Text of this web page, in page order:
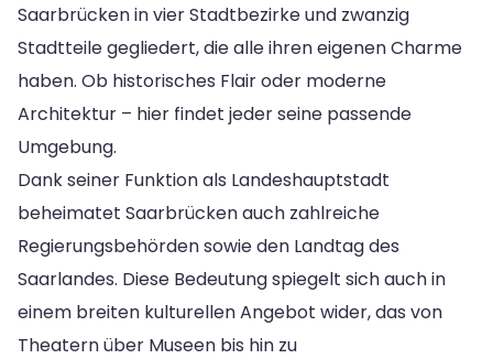
Saarbrücken in vier Stadtbezirke und zwanzig
Stadtteile gegliedert, die alle ihren eigenen Charme
haben. Ob historisches Flair oder moderne
Architektur – hier findet jeder seine passende
Umgebung.
Dank seiner Funktion als Landeshauptstadt
beheimatet Saarbrücken auch zahlreiche
Regierungsbehörden sowie den Landtag des
Saarlandes. Diese Bedeutung spiegelt sich auch in
einem breiten kulturellen Angebot wider, das von
Theatern über Museen bis hin zu